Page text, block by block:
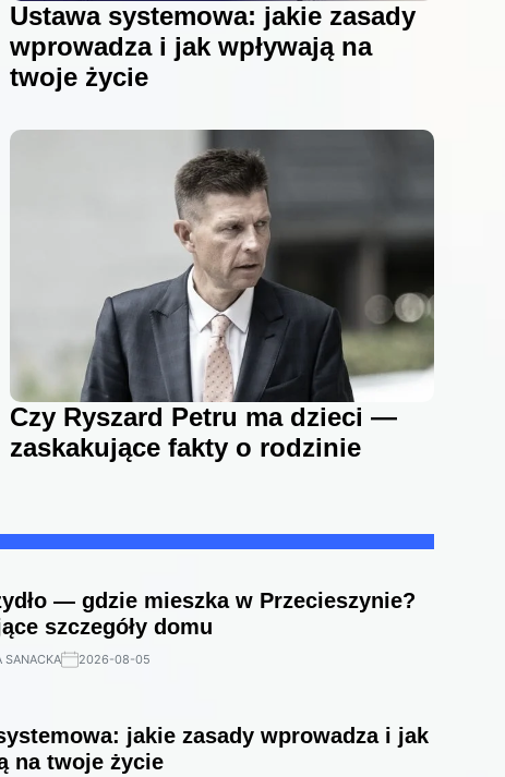
Ustawa systemowa: jakie zasady
wprowadza i jak wpływają na
twoje życie
Czy Ryszard Petru ma dzieci —
zaskakujące fakty o rodzinie
— gdzie mieszka w Przecieszynie?
szczegóły domu
SANACKA 2026-08-05
jakie zasady wprowadza i jak
na twoje życie